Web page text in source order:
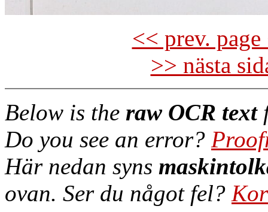
<< prev.
>> nästa
Below is the raw OCR text
Do you see an error?
Här nedan syns
ovan. Ser du något fel?